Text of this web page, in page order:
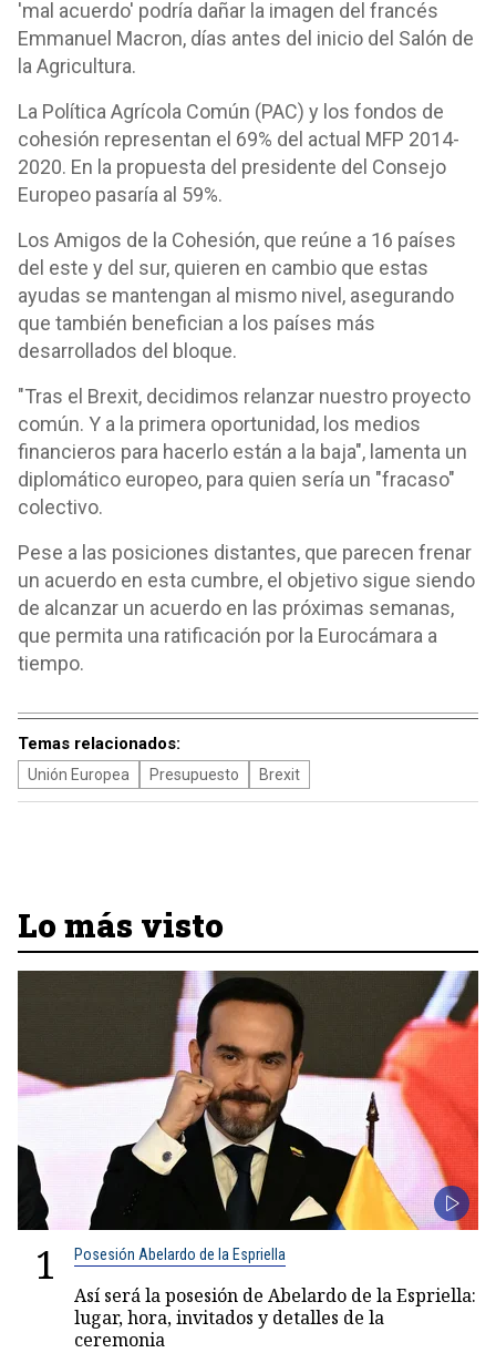
'mal acuerdo' podría dañar la imagen del francés
Emmanuel Macron, días antes del inicio del Salón de
la Agricultura.
La Política Agrícola Común (PAC) y los fondos de
cohesión representan el 69% del actual MFP 2014-
2020. En la propuesta del presidente del Consejo
Europeo pasaría al 59%.
Los Amigos de la Cohesión, que reúne a 16 países
del este y del sur, quieren en cambio que estas
ayudas se mantengan al mismo nivel, asegurando
que también benefician a los países más
desarrollados del bloque.
"Tras el Brexit, decidimos relanzar nuestro proyecto
común. Y a la primera oportunidad, los medios
financieros para hacerlo están a la baja", lamenta un
diplomático europeo, para quien sería un "fracaso"
colectivo.
Pese a las posiciones distantes, que parecen frenar
un acuerdo en esta cumbre, el objetivo sigue siendo
de alcanzar un acuerdo en las próximas semanas,
que permita una ratificación por la Eurocámara a
tiempo.
Temas relacionados:
Unión Europea Presupuesto Brexit
Lo más visto
1 Posesión Abelardo de la Espriella
Así será la posesión de Abelardo de la Espriella:
lugar, hora, invitados y detalles de la
ceremonia